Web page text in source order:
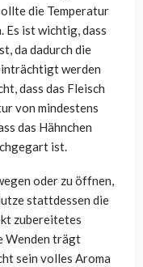
die Temperatur
Es ist wichtig, dass
da dadurch die
werden
dass das Fleisch
von mindestens
das Hähnchen
ist.
oder zu öffnen,
stattdessen die
zubereitetes
Wenden trägt
sein volles Aroma